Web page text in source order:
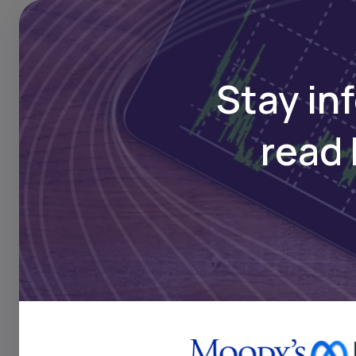
Stay
read